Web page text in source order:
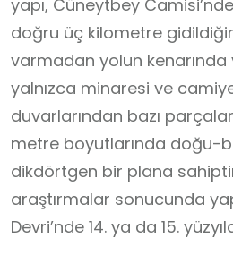
yapı, Cüneytbey
doğru üç kilometre
varmadan yolun kenarında
yalnızca minaresi ve
duvarlarından bazı
metre boyutlarında doğu-
dikdörtgen bir plana
araştırmalar sonucunda
Devri’nde 14. ya da 15.